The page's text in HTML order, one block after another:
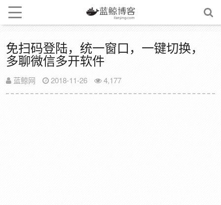
免扫码登陆，统一窗口，一键切换，
多聊微信多开软件
蓝鲸网 2018-11-26 4,177